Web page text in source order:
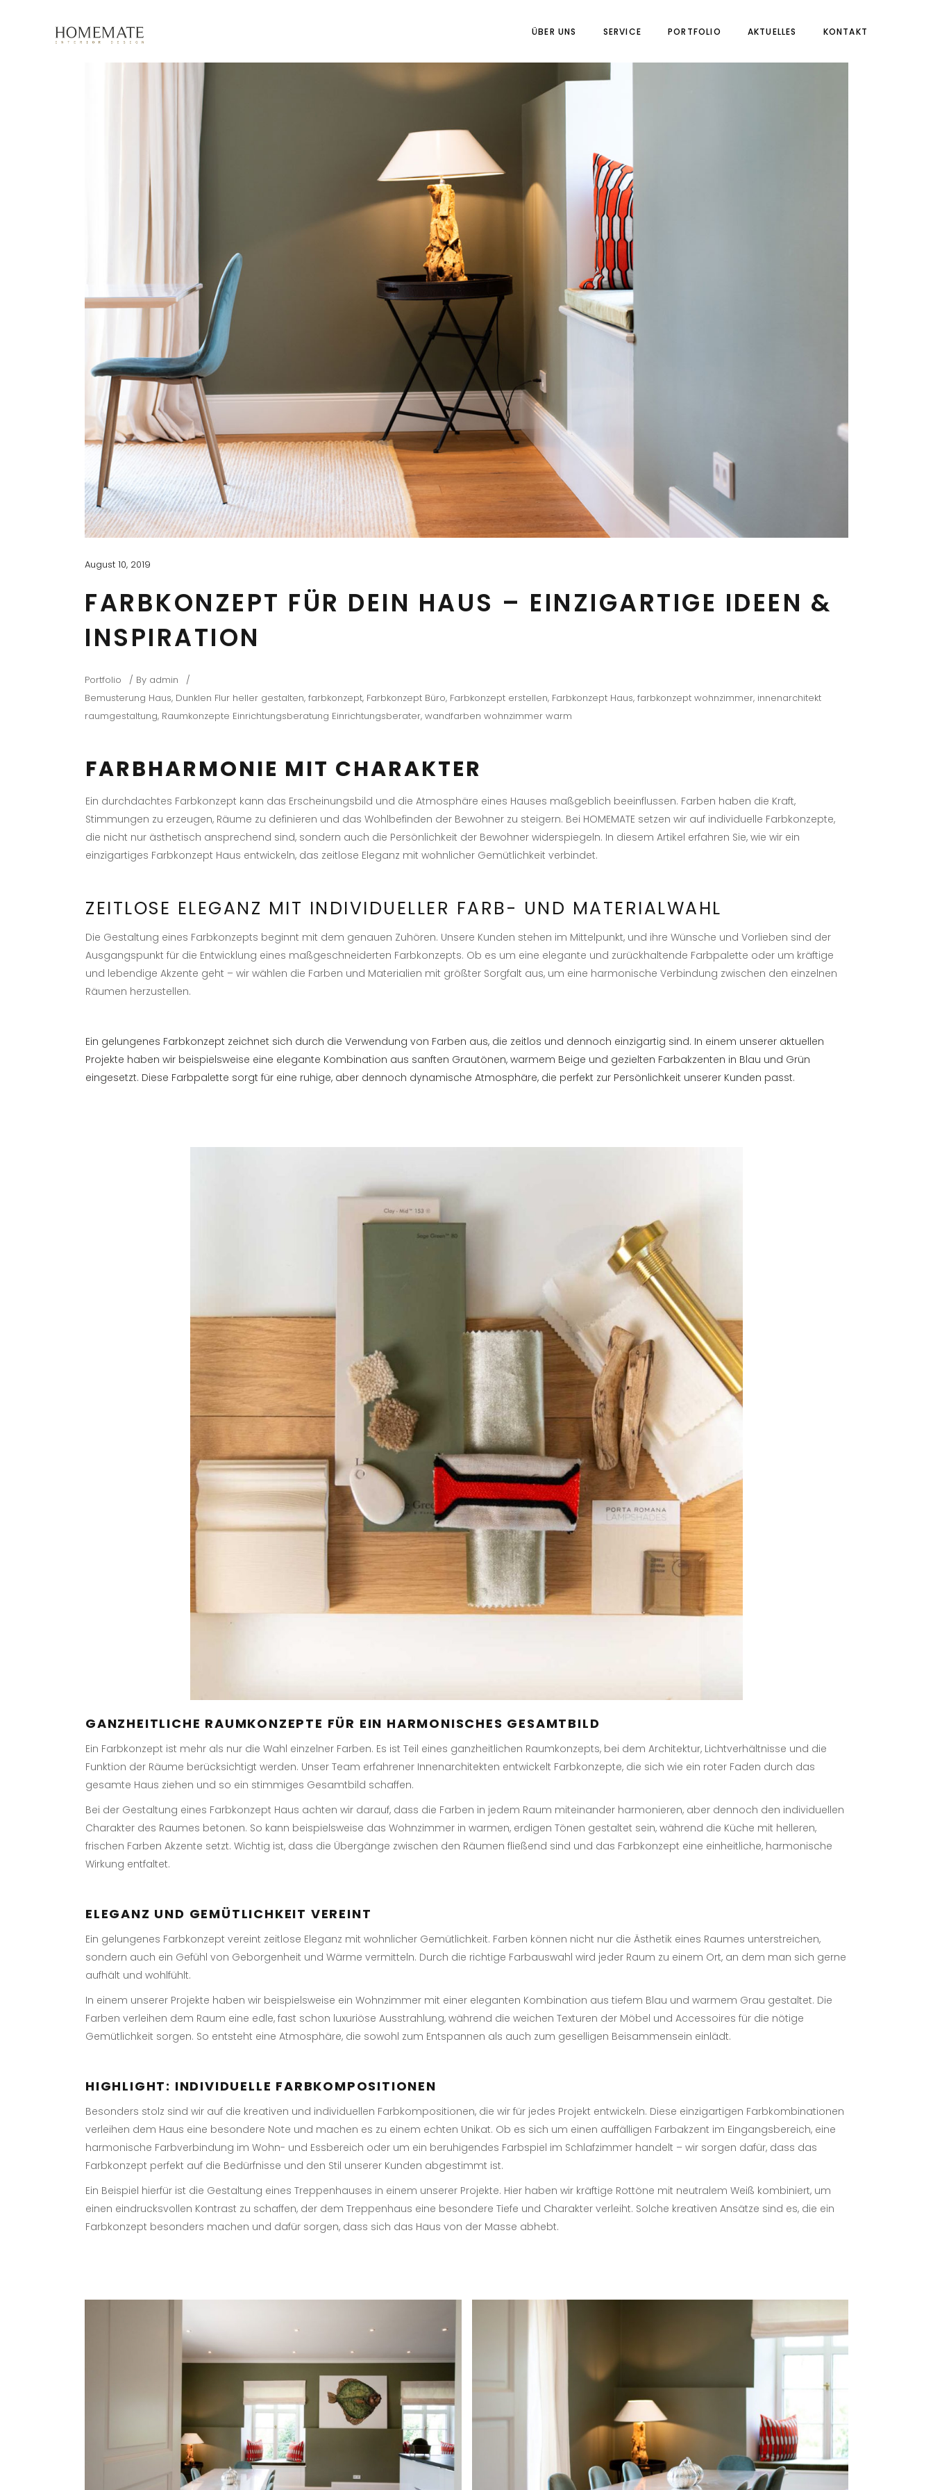
ÜBER UNS SERVICE PORTFOLIO AKTUELLES KONTAKT
August 10, 2019
FARBKONZEPT FÜR DEIN HAUS – EINZIGARTIGE IDEEN &
INSPIRATION
Portfolio By admin
Bemusterung Haus, Dunklen Flur heller gestalten, farbkonzept, Farbkonzept Büro, Farbkonzept erstellen, Farbkonzept Haus, farbkonzept wohnzimmer, innenarchitekt
raumgestaltung, Raumkonzepte Einrichtungsberatung Einrichtungsberater, wandfarben wohnzimmer warm
FARBHARMONIE MIT CHARAKTER
Ein durchdachtes Farbkonzept kann das Erscheinungsbild und die Atmosphäre eines Hauses maßgeblich beeinflussen. Farben haben die Kraft,
Stimmungen zu erzeugen, Räume zu definieren und das Wohlbefinden der Bewohner zu steigern. Bei HOMEMATE setzen wir auf individuelle Farbkonzepte,
die nicht nur ästhetisch ansprechend sind, sondern auch die Persönlichkeit der Bewohner widerspiegeln. In diesem Artikel erfahren Sie, wie wir ein
einzigartiges Farbkonzept Haus entwickeln, das zeitlose Eleganz mit wohnlicher Gemütlichkeit verbindet.
ZEITLOSE ELEGANZ MIT INDIVIDUELLER FARB- UND MATERIALWAHL
Die Gestaltung eines Farbkonzepts beginnt mit dem genauen Zuhören. Unsere Kunden stehen im Mittelpunkt, und ihre Wünsche und Vorlieben sind der
Ausgangspunkt für die Entwicklung eines maßgeschneiderten Farbkonzepts. Ob es um eine elegante und zurückhaltende Farbpalette oder um kräftige
und lebendige Akzente geht – wir wählen die Farben und Materialien mit größter Sorgfalt aus, um eine harmonische Verbindung zwischen den einzelnen
Räumen herzustellen.
Ein gelungenes Farbkonzept zeichnet sich durch die Verwendung von Farben aus, die zeitlos und dennoch einzigartig sind. In einem unserer aktuellen
Projekte haben wir beispielsweise eine elegante Kombination aus sanften Grautönen, warmem Beige und gezielten Farbakzenten in Blau und Grün
eingesetzt. Diese Farbpalette sorgt für eine ruhige, aber dennoch dynamische Atmosphäre, die perfekt zur Persönlichkeit unserer Kunden passt.
GANZHEITLICHE RAUMKONZEPTE FÜR EIN HARMONISCHES GESAMTBILD
Ein Farbkonzept ist mehr als nur die Wahl einzelner Farben. Es ist Teil eines ganzheitlichen Raumkonzepts, bei dem Architektur, Lichtverhältnisse und die
Funktion der Räume berücksichtigt werden. Unser Team erfahrener Innenarchitekten entwickelt Farbkonzepte, die sich wie ein roter Faden durch das
gesamte Haus ziehen und so ein stimmiges Gesamtbild schaffen.
Bei der Gestaltung eines Farbkonzept Haus achten wir darauf, dass die Farben in jedem Raum miteinander harmonieren, aber dennoch den individuellen
Charakter des Raumes betonen. So kann beispielsweise das Wohnzimmer in warmen, erdigen Tönen gestaltet sein, während die Küche mit helleren,
frischen Farben Akzente setzt. Wichtig ist, dass die Übergänge zwischen den Räumen fließend sind und das Farbkonzept eine einheitliche, harmonische
Wirkung entfaltet.
ELEGANZ UND GEMÜTLICHKEIT VEREINT
Ein gelungenes Farbkonzept vereint zeitlose Eleganz mit wohnlicher Gemütlichkeit. Farben können nicht nur die Ästhetik eines Raumes unterstreichen,
sondern auch ein Gefühl von Geborgenheit und Wärme vermitteln. Durch die richtige Farbauswahl wird jeder Raum zu einem Ort, an dem man sich gerne
aufhält und wohlfühlt.
In einem unserer Projekte haben wir beispielsweise ein Wohnzimmer mit einer eleganten Kombination aus tiefem Blau und warmem Grau gestaltet. Die
Farben verleihen dem Raum eine edle, fast schon luxuriöse Ausstrahlung, während die weichen Texturen der Möbel und Accessoires für die nötige
Gemütlichkeit sorgen. So entsteht eine Atmosphäre, die sowohl zum Entspannen als auch zum geselligen Beisammensein einlädt.
HIGHLIGHT: INDIVIDUELLE FARBKOMPOSITIONEN
Besonders stolz sind wir auf die kreativen und individuellen Farbkompositionen, die wir für jedes Projekt entwickeln. Diese einzigartigen Farbkombinationen
verleihen dem Haus eine besondere Note und machen es zu einem echten Unikat. Ob es sich um einen auffälligen Farbakzent im Eingangsbereich, eine
harmonische Farbverbindung im Wohn- und Essbereich oder um ein beruhigendes Farbspiel im Schlafzimmer handelt – wir sorgen dafür, dass das
Farbkonzept perfekt auf die Bedürfnisse und den Stil unserer Kunden abgestimmt ist.
Ein Beispiel hierfür ist die Gestaltung eines Treppenhauses in einem unserer Projekte. Hier haben wir kräftige Rottöne mit neutralem Weiß kombiniert, um
einen eindrucksvollen Kontrast zu schaffen, der dem Treppenhaus eine besondere Tiefe und Charakter verleiht. Solche kreativen Ansätze sind es, die ein
Farbkonzept besonders machen und dafür sorgen, dass sich das Haus von der Masse abhebt.